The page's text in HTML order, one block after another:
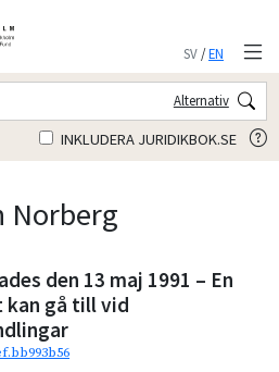
SV/EN
Alternativ
INKLUDERA JURIDIKBOK.SE
Norberg
den 13 maj 1991 – En
kan gå till vid